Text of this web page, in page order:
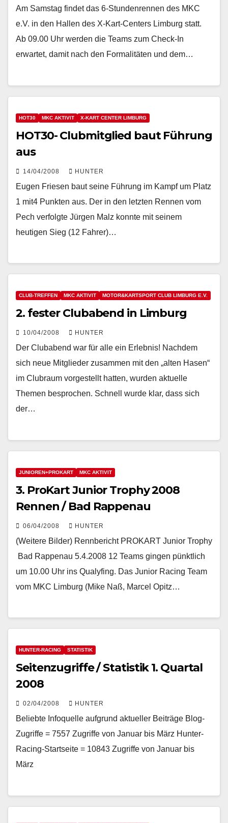
Am Samstag findet das 6-Stundenrennen des MKC
e.V. in den Hallen des X-Kart-Centers Limburg statt.
Ab 09.00 Uhr werden die Teams zum Check-In
erwartet, damit nach den Formalitäten und dem…
HOT30 MKC AKTIVIT X-KART CENTER LIMBURG
HOT30- Clubmitglied baut Führung
aus
14/04/2008 HUNTER
Eugen Friesen baut seine Führung im Kampf um Platz
1 mit4 Punkten aus. Der in den letzten Rennen vom
Pech verfolgte Jürgen Malz konnte mit seinem
heutigen Sieg (12 Fahrer)…
CLUB-TREFFEN MKC AKTIVIT MOTOR&KARTSPORT CLUB LIMBURG E.V.
2. fester Clubabend in Limburg
10/04/2008 HUNTER
Der Clubabend war für alle ein Erlebnis! Nachdem
sich neue Mitglieder zusammen mit den „alten Hasen“
im Clubraum vorgestellt hatten, wurden aktuelle
Themen besprochen. Schnell wurde klar, dass sich
der…
JUNIOREN+PROKART MKC AKTIVIT
3. ProKart Junior Trophy 2008
Rennen / Bad Rappenau
06/04/2008 HUNTER
(Weitere Bilder) Rennbericht PROKART Junior Trophy
 Bad Rappenau 5.4.2008 12 Teams gingen pünktlich
um 10.00 Uhr ins Qualyfing. Das Junior Racing Team
vom MKC Limburg (Mike Naß, Marcel Opitz…
HUNTER-RACING STATISTIK
Seitenzugriffe / Statistik 1. Quartal
2008
02/04/2008 HUNTER
Beliebte Infoquelle aufgrund aktueller Beiträge Blog-
Zugriffe = 7557 Zugriffe von Januar bis März Hunter-
Racing-Startseite = 10843 Zugriffe von Januar bis
März